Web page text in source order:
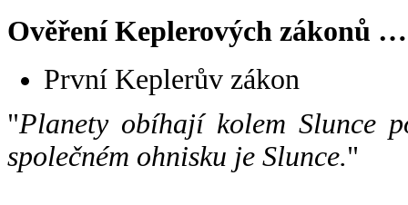
Ověření Keplerových zákonů …
První Keplerův zákon
"Planety obíhají kolem Slunce
společném ohnisku je Slunce."